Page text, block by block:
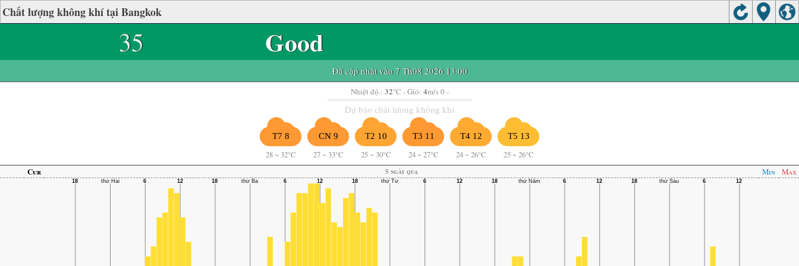
Chất lượng không khí tại Bangkok
35 Good
Đã cập nhật vào 7 Th08 2026 13:00
Nhiệt độ.: 32°C - Gió: 4m/s 0 -
Dự báo chất lượng không khí
T7 8
28 ~ 32°C
CN 9
27 ~ 33°C
T2 10
25 ~ 30°C
T3 11
24 ~ 27°C
T4 12
24 ~ 26°C
T5 13
25 ~ 26°C
Cur
5 ngày qua Min Max